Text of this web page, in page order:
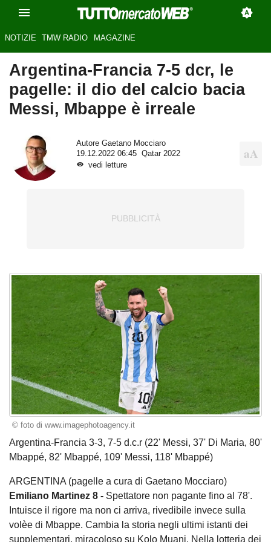
NOTIZIE TMW RADIO MAGAZINE
Argentina-Francia 7-5 dcr, le
pagelle: il dio del calcio bacia
Messi, Mbappe è irreale
Autore Gaetano Mocciaro
19.12.2022 06:45
Qatar 2022
vedi letture
© foto di www.imagephotoagency.it
Argentina-Francia 3-3, 7-5 d.c.r (22' Messi, 37' Di Maria, 80'
Mbappé, 82' Mbappé, 109' Messi, 118' Mbappé)
ARGENTINA (pagelle a cura di Gaetano Mocciaro)
Emiliano Martinez 8 - Spettatore non pagante fino al 78'.
Intuisce il rigore ma non ci arriva, rivedibile invece sulla
volèe di Mbappe. Cambia la storia negli ultimi istanti dei
supplementari, miracoloso su Kolo Muani. Nella lotteria dei